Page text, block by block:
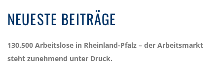
NEUESTE BEITRÄGE
130.500 Arbeitslose in Rheinland-Pfalz – der Arbeitsmarkt
steht zunehmend unter Druck.